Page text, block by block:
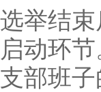
选举结束
启动环
支部班